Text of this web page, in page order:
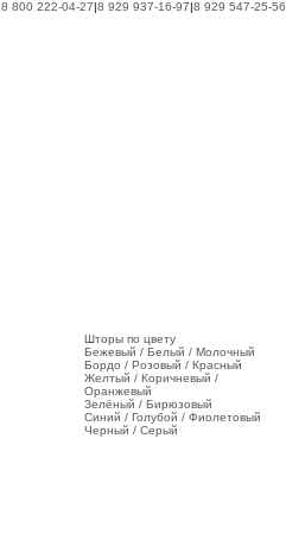
8 800 222-04-27|8 929 937-16-97|8 929 547-25-56
Шторы по цвету
Бежевый / Белый / Молочный
Бордо / Розовый / Красный
Желтый / Коричневый /
Оранжевый
Зелёный / Бирюзовый
Синий / Голубой / Фиолетовый
Черный / Серый